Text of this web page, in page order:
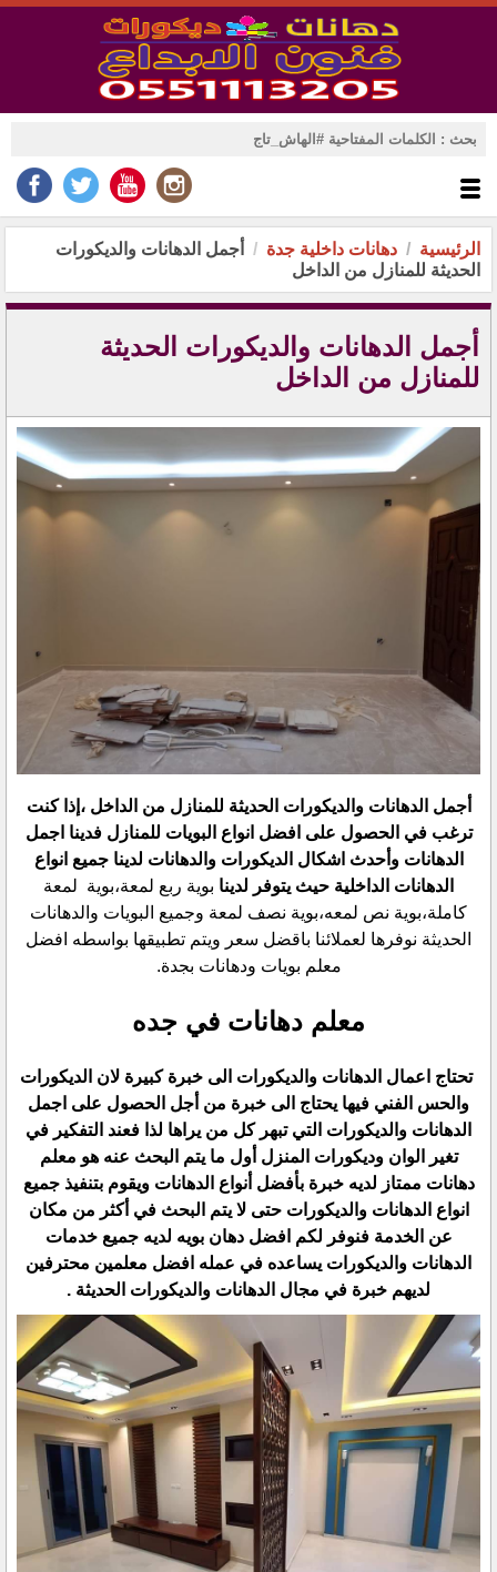
الرئيسية دهانات داخلية جدة
أجمل الدهانات والديكورات
الحديثة للمنازل من الداخل
أجمل الدهانات والديكورات الحديثة
للمنازل من الداخل
أجمل الدهانات والديكورات الحديثة للمنازل من الداخل ،إذا كنت
ترغب في الحصول على افضل انواع البويات للمنازل فدينا اجمل
الدهانات وأحدث اشكال الديكورات والدهانات لدينا جميع انواع
الدهانات الداخلية حيث يتوفر لدينا بوية ربع لمعة،بوية لمعة
كاملة،بوية نص لمعه،بوية نصف لمعة وجميع البويات والدهانات
الحديثة نوفرها لعملائنا باقضل سعر ويتم تطبيقها بواسطه افضل
معلم بويات ودهانات بجدة.
معلم دهانات في جده
تحتاج اعمال الدهانات والديكورات الى خبرة كبيرة لان الديكورات
والحس الفني فيها يحتاج الى خبرة من أجل الحصول على اجمل
الدهانات والديكورات التي تبهر كل من يراها لذا فعند التفكير في
تغير الوان وديكورات المنزل أول ما يتم البحث عنه هو معلم
دهانات ممتاز لديه خبرة بأفضل أنواع الدهانات ويقوم بتنفيذ جميع
انواع الدهانات والديكورات حتى لا يتم البحث في أكثر من مكان
عن الخدمة فنوفر لكم افضل دهان بويه لديه جميع خدمات
الدهانات والديكورات يساعده في عمله افضل معلمين محترفين
لديهم خبرة في مجال الدهانات والديكورات الحديثة .